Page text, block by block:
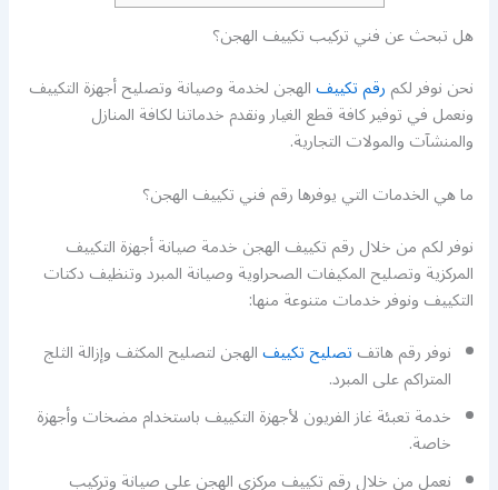
هل تبحث عن فني تركيب تكييف الهجن؟
نحن نوفر لكمرقم تكييفالهجن لخدمة وصيانة وتصليح أجهزة التكييف
ونعمل في توفير كافة قطع الغيار ونقدم خدماتنا لكافة المنازل
والمنشآت والمولات التجارية.
ما هي الخدمات التي يوفرها رقم فني تكييف الهجن؟
نوفر لكم من خلال رقم تكييف الهجن خدمة صيانة أجهزة التكييف
المركزية وتصليح المكيفات الصحراوية وصيانة المبرد وتنظيف دكتات
التكييف ونوفر خدمات متنوعة منها:
نوفر رقم هاتفتصليح تكييفالهجن لتصليح المكثف وإزالة الثلج
المتراكم على المبرد.
خدمة تعبئة غاز الفريون لأجهزة التكييف باستخدام مضخات وأجهزة
خاصة.
نعمل من خلال رقم تكييف مركزي الهجن على صيانة وتركيب